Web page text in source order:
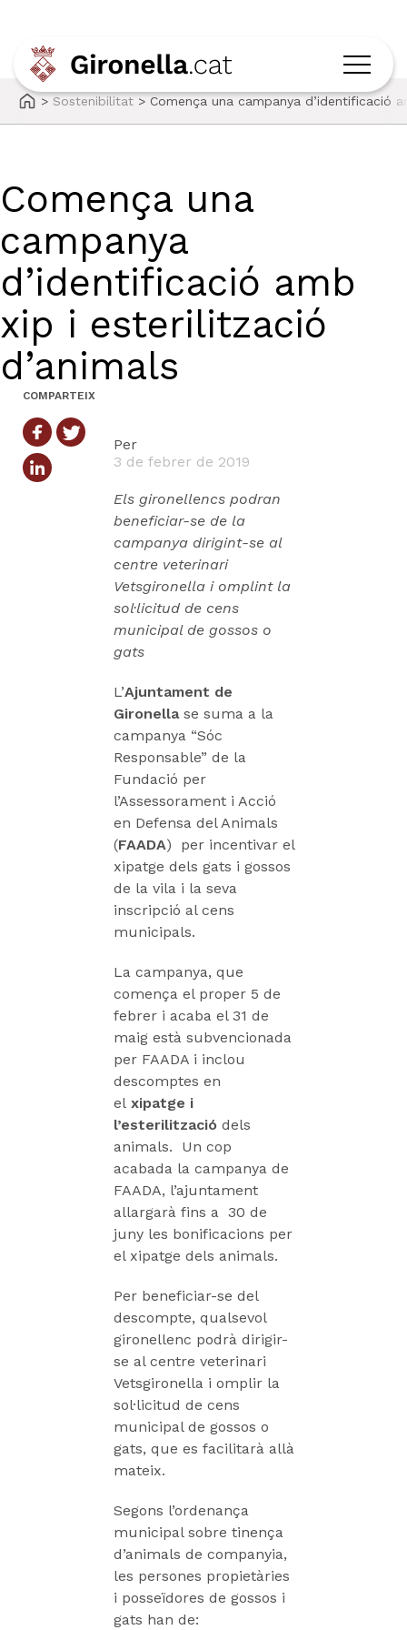
> Sostenibilitat > Comença una campanya d’identificació
Comença una
campanya
d’identificació amb
xip i esterilització
d’animals
COMPARTEIX
Per
3 de febrer de 2019
Els gironellencs podran
beneficiar-se de la
campanya dirigint-se al
centre veterinari
Vetsgironella i omplint la
sol·licitud de cens
municipal de gossos o
gats
L’Ajuntament de
Gironellase suma a la
campanya “Sóc
Responsable” de la
Fundació per
l’Assessorament i Acció
en Defensa del Animals
(FAADA) per incentivar el
xipatge dels gats i gossos
de la vila i la seva
inscripció al cens
municipals.
La campanya, que
comença el proper 5 de
febrer i acaba el 31 de
maig està subvencionada
per FAADA i inclou
descomptes en
el xipatge i
l’esterilització dels
animals. Un cop
acabada la campanya de
FAADA, l’ajuntament
allargarà fins a 30 de
juny les bonificacions per
el xipatge dels animals.
Per beneficiar-se del
descompte, qualsevol
gironellenc podrà dirigir-
se al centre veterinari
Vetsgironella i omplir la
sol·licitud de cens
municipal de gossos o
gats, que es facilitarà allà
mateix.
Segons l’ordenança
municipal sobre tinença
d’animals de companyia,
les persones propietàries
i posseïdores de gossos i
gats han de: